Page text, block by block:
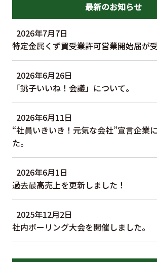
最新のお知らせ
2026年7月7日
特定金属くず買受業許可営業開始届が
2026年6月26日
「銚子いいね！会議」について。
2026年6月11日
“社員いきいき！元気な会社”宣言企業
た。
2026年6月1日
過去最高売上を更新しました！
2025年12月2日
社内ボーリング大会を開催しました。